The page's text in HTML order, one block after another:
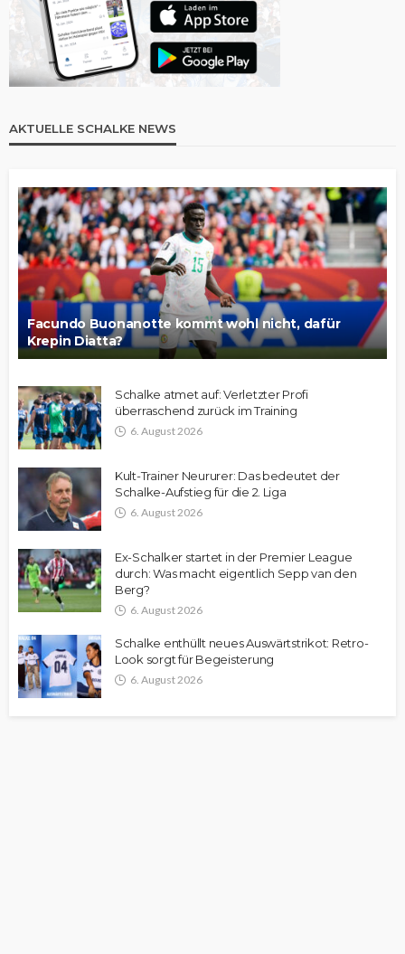
AKTUELLE SCHALKE NEWS
Facundo Buonanotte kommt wohl nicht, dafür
Krepin Diatta?
Schalke atmet auf: Verletzter Profi
überraschend zurück im Training
6. August 2026
Kult-Trainer Neururer: Das bedeutet der
Schalke-Aufstieg für die 2. Liga
6. August 2026
Ex-Schalker startet in der Premier League
durch: Was macht eigentlich Sepp van den
Berg?
6. August 2026
Schalke enthüllt neues Auswärtstrikot: Retro-
Look sorgt für Begeisterung
6. August 2026